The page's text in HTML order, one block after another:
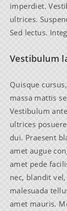
imperdiet.
ultrices.
Sed lectus.
Vestibulum
Quisque
massa mattis
Vestibulum
ultrices
dui. Praesent
amet augue
amet pede
nec, blandit
malesuada
amet mauris.